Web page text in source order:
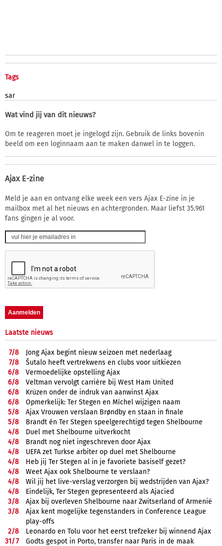
Tags
sar
Wat vind jij van dit nieuws?
Om te reageren moet je ingelogd zijn. Gebruik de links bovenin
beeld om een loginnaam aan te maken danwel in te loggen.
Ajax E-zine
Meld je aan en ontvang elke week een vers Ajax E-zine in je
mailbox met al het nieuws en achtergronden. Maar liefst 35.961
fans gingen je al voor.
Laatste nieuws
7/8
Jong Ajax begint nieuw seizoen met nederlaag
7/8
Šutalo heeft vertrekwens en clubs voor uitkiezen
6/8
Vermoedelijke opstelling Ajax
6/8
Veltman vervolgt carrière bij West Ham United
6/8
Krüzen onder de indruk van aanwinst Ajax
6/8
Opmerkelijk: Ter Stegen en Míchel wijzigen naam
5/8
Ajax Vrouwen verslaan Brøndby en staan in finale
5/8
Brandt én Ter Stegen speelgerechtigd tegen Shelbourne
4/8
Duel met Shelbourne uitverkocht
4/8
Brandt nog niet ingeschreven door Ajax
4/8
UEFA zet Turkse arbiter op duel met Shelbourne
4/8
Heb jij Ter Stegen al in je favoriete basiself gezet?
4/8
Weet Ajax ook Shelbourne te verslaan?
4/8
Wil jij het live-verslag verzorgen bij wedstrijden van Ajax?
4/8
Eindelijk, Ter Stegen gepresenteerd als Ajacied
3/8
Ajax bij overleven Shelbourne naar Zwitserland of Armenië
3/8
Ajax kent mogelijke tegenstanders in Conference League
play-offs
2/8
Leonardo en Tolu voor het eerst trefzeker bij winnend Ajax
31/7
Godts gespot in Porto, transfer naar Paris in de maak